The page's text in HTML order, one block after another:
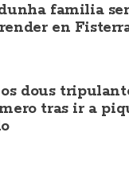
familia
en
dous
tras ir a